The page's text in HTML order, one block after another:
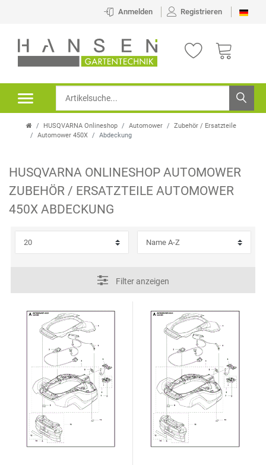
Anmelden Registrieren
HUSQVARNA Onlineshop Automower
Zubehör / Ersatzteile
Automower 450X
Abdeckung
HUSQVARNA ONLINESHOP AUTOMOWER
ZUBEHÖR / ERSATZTEILE AUTOMOWER
450X ABDECKUNG
Filter anzeigen
H
R
E
P